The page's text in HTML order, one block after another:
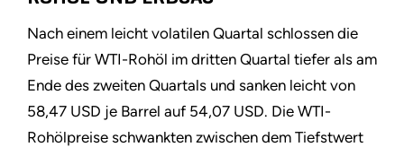
Nach einem leicht volatilen Quartal schlossen die
Preise für WTI-Rohöl im dritten Quartal tiefer als am
Ende des zweiten Quartals und sanken leicht von
58,47 USD je Barrel auf 54,07 USD. Die WTI-
Rohölpreise schwankten zwischen dem Tiefstwert